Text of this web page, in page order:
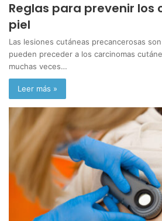
Reglas para prevenir los
piel
Las lesiones cutáneas precancerosas
pueden preceder a los carcinomas
muchas veces…
Leer más »